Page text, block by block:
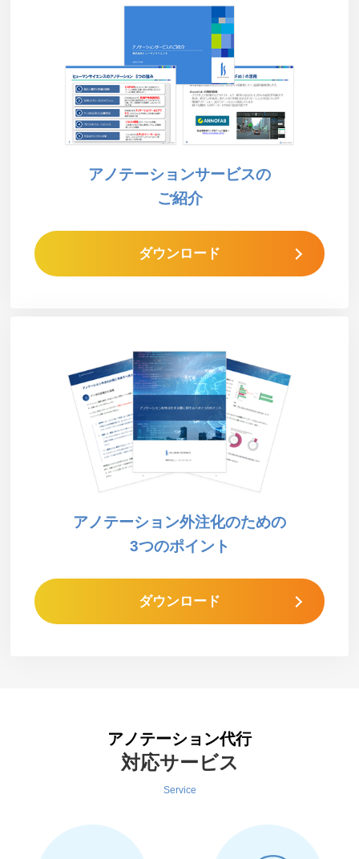
アノテーションサービスの
ご紹介
ダウンロード
アノテーション外注化のための
3つのポイント
ダウンロード
アノテーション代行
対応サービス
Service